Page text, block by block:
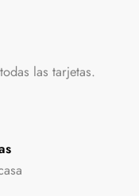
las tarjetas.